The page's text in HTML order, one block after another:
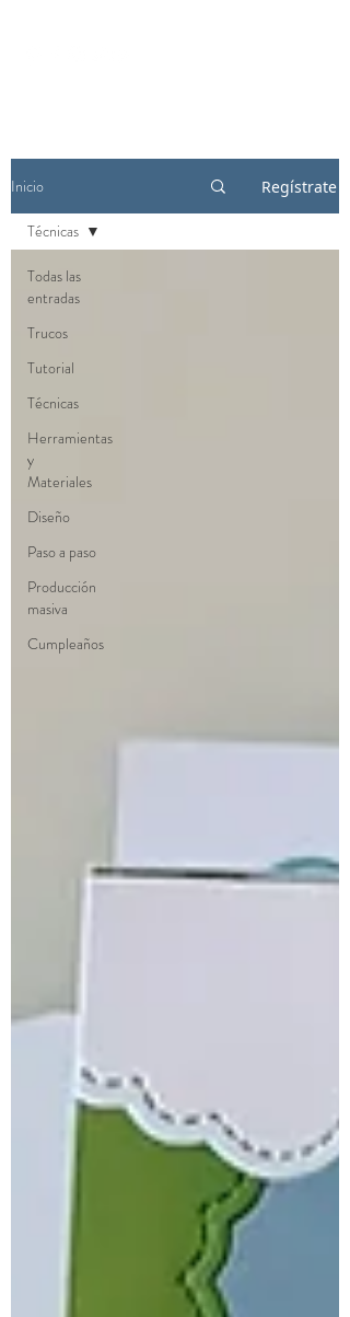
Inicio Regístrate
Todas las
entradas
Trucos
Tutorial
Técnicas
Herramientas
y
Materiales
Diseño
Paso a paso
Producción
masiva
Cumpleaños
Técnicas